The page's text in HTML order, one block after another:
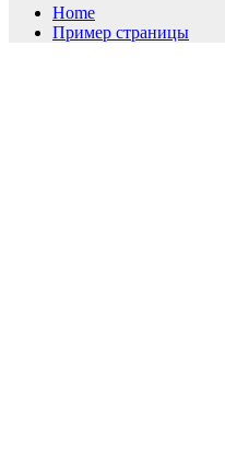
Home
Пример страницы